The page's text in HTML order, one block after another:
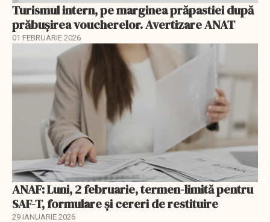
Turismul intern, pe marginea prăpastiei după
prăbușirea voucherelor. Avertizare ANAT
01 FEBRUARIE 2026
ANAF: Luni, 2 februarie, termen-limită pentru
SAF-T, formulare și cereri de restituire
29 IANUARIE 2026